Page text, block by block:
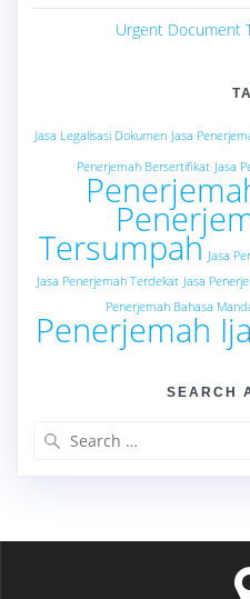
Urgent Document
Jasa Legalisasi Dokumen Jasa
Penerjemah Bersertifikat Jasa
Tersumpah Jasa
Jasa Penerjemah Terdekat Jasa
Penerjemah Bahasa
Penerjemah
SEARCH